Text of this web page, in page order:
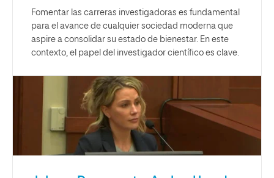
Fomentar las carreras investigadoras es fundamental
para el avance de cualquier sociedad moderna que
aspire a consolidar su estado de bienestar. En este
contexto, el papel del investigador científico es clave.